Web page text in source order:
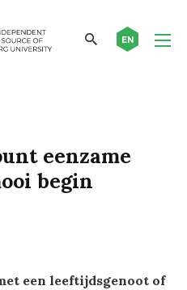
EN
eenzame
begin
een leeftijdsgenoot of